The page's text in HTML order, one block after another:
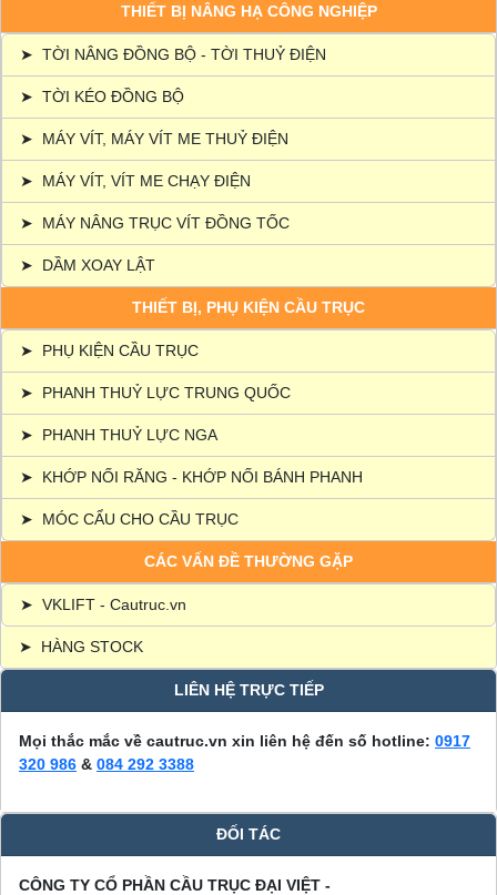
THIẾT BỊ NÂNG HẠ CÔNG NGHIỆP
➤ TỜI NÂNG ĐỒNG BỘ - TỜI THUỶ ĐIỆN
➤ TỜI KÉO ĐỒNG BỘ
➤ MÁY VÍT, MÁY VÍT ME THUỶ ĐIỆN
➤ MÁY VÍT, VÍT ME CHẠY ĐIỆN
➤ MÁY NÂNG TRỤC VÍT ĐỒNG TỐC
➤ DẦM XOAY LẬT
THIẾT BỊ, PHỤ KIỆN CẦU TRỤC
➤ PHỤ KIỆN CẦU TRỤC
➤ PHANH THUỶ LỰC TRUNG QUỐC
➤ PHANH THUỶ LỰC NGA
➤ KHỚP NỐI RĂNG - KHỚP NỐI BÁNH PHANH
➤ MÓC CẨU CHO CẦU TRỤC
CÁC VẤN ĐỀ THƯỜNG GẶP
➤ VKLIFT - Cautruc.vn
➤ HÀNG STOCK
LIÊN HỆ TRỰC TIẾP
Mọi thắc mắc về cautruc.vn xin liên hệ đến số hotline: 0917
320 986 & 084 292 3388
ĐỐI TÁC
CÔNG TY CỔ PHẦN CẦU TRỤC ĐẠI VIỆT -